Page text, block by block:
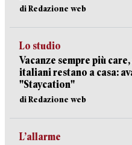
di Redazione web
Lo studio
Vacanze sempre più
italiani restano a casa:
"Staycation"
di Redazione web
L’allarme